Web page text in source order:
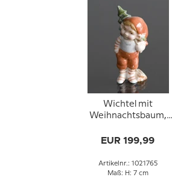
Wichtel mit
Weihnachtsbaum,
Figur Nr. 765
EUR 199,99
Artikelnr.: 1021765
Maß: H: 7 cm